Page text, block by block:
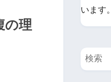
の理
います。